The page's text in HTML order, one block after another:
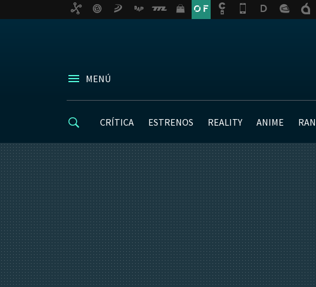
MENÚ
CRÍTICA ESTRENOS REALITY ANIME